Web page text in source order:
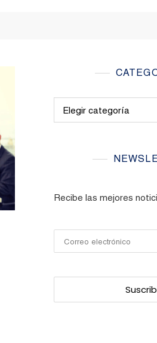
Recibe las mejores